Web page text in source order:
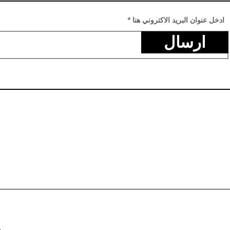
ادخل عنوان البريد الاكتروني هنا
ارسال